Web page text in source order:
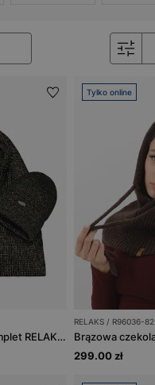
Czarny zimowe komplet RELAKS ze złotą nitką czapka i szalik
Tylko online
RELAKS / R96036-82
299.00 zł